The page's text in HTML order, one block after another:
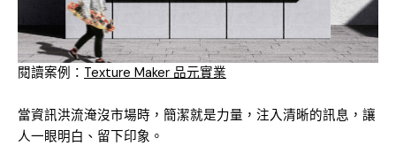
閱讀案例： Texture Maker 品元實業
當資訊洪流淹沒市場時，簡潔就是力量，注入清晰的訊息，讓
人一眼明白、留下印象。